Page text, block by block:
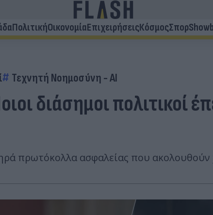
ΠολιτικήΟικονομίαΕπιχειρήσειςΚόσμοςΣπορ
Τεχνητή Νοημοσύνη - AI
διάσημοι πολιτικοί
πρωτόκολλα ασφαλείας που